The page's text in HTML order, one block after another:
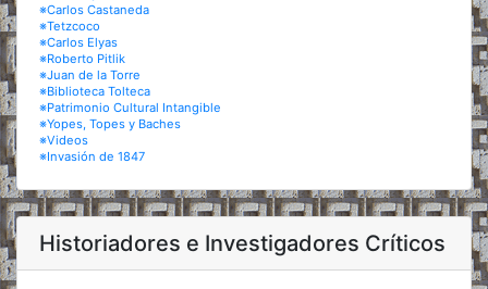
※Carlos Castaneda
※Tetzcoco
※Carlos Elyas
※Roberto Pitlik
※Juan de la Torre
※Biblioteca Tolteca
※Patrimonio Cultural Intangible
※Yopes, Topes y Baches
※Videos
※Invasión de 1847
Historiadores e Investigadores Críticos